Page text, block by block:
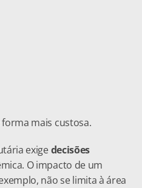
mais custosa.
exige decisões
O impacto de um
não se limita à área